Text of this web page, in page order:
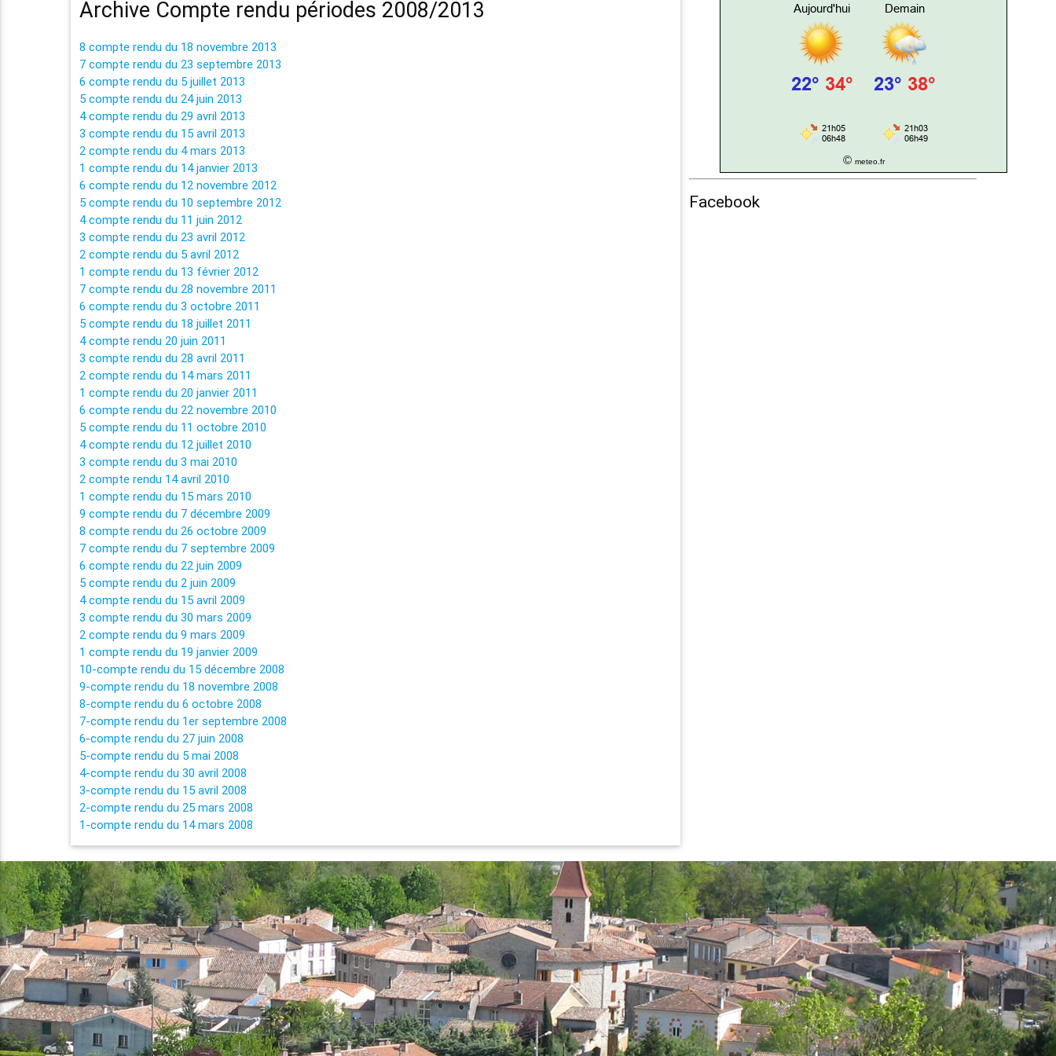
Archive Compte rendu périodes 2008/2013
8 compte rendu du 18 novembre 2013
7 compte rendu du 23 septembre 2013
6 compte rendu du 5 juillet 2013
5 compte rendu du 24 juin 2013
4 compte rendu du 29 avril 2013
3 compte rendu du 15 avril 2013
2 compte rendu du 4 mars 2013
1 compte rendu du 14 janvier 2013
6 compte rendu du 12 novembre 2012
5 compte rendu du 10 septembre 2012
4 compte rendu du 11 juin 2012
3 compte rendu du 23 avril 2012
2 compte rendu du 5 avril 2012
1 compte rendu du 13 février 2012
7 compte rendu du 28 novembre 2011
6 compte rendu du 3 octobre 2011
5 compte rendu du 18 juillet 2011
4 compte rendu 20 juin 2011
3 compte rendu du 28 avril 2011
2 compte rendu du 14 mars 2011
1 compte rendu du 20 janvier 2011
6 compte rendu du 22 novembre 2010
5 compte rendu du 11 octobre 2010
4 compte rendu du 12 juillet 2010
3 compte rendu du 3 mai 2010
2 compte rendu 14 avril 2010
1 compte rendu du 15 mars 2010
9 compte rendu du 7 décembre 2009
8 compte rendu du 26 octobre 2009
7 compte rendu du 7 septembre 2009
6 compte rendu du 22 juin 2009
5 compte rendu du 2 juin 2009
4 compte rendu du 15 avril 2009
3 compte rendu du 30 mars 2009
2 compte rendu du 9 mars 2009
1 compte rendu du 19 janvier 2009
10-compte rendu du 15 décembre 2008
9-compte rendu du 18 novembre 2008
8-compte rendu du 6 octobre 2008
7-compte rendu du 1er septembre 2008
6-compte rendu du 27 juin 2008
5-compte rendu du 5 mai 2008
4-compte rendu du 30 avril 2008
3-compte rendu du 15 avril 2008
2-compte rendu du 25 mars 2008
1-compte rendu du 14 mars 2008
© meteo.fr
Facebook